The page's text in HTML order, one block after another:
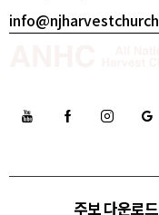
주보 다운로드